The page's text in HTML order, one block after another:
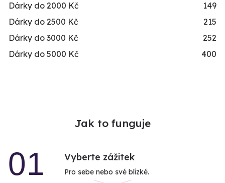
Dárky do 2000 Kč
149
Dárky do 2500 Kč
215
Dárky do 3000 Kč
252
Dárky do 5000 Kč
400
Jak to funguje
01 Vyberte zážitek
Pro sebe nebo své blízké.